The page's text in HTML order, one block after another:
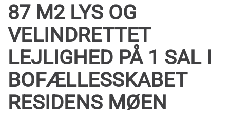
87 M2 LYS OG
VELINDRETTET
LEJLIGHED PÅ 1 SAL I
BOFÆLLESSKABET
RESIDENS MØEN